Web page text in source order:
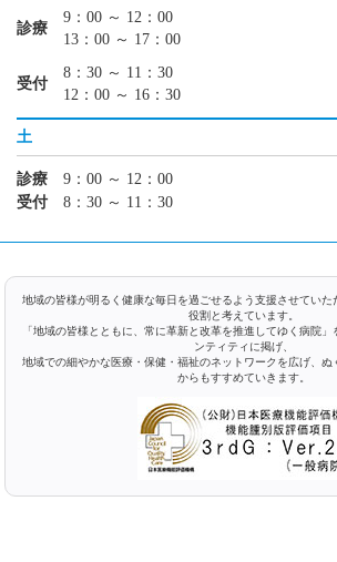
診療
9：00 ～ 12：00
13：00 ～ 17：00
受付
8：30 ～ 11：30
12：00 ～ 16：30
土
診療
9：00 ～ 12：00
受付
8：30 ～ 11：30
地域の皆様が明るく健康な毎日を過ごせるよう支援させてい
役割と考えています。
「地域の皆様とともに、常に革新と改革を推進してゆく病院
ンティティに掲げ、
地域での細やかな医療・保健・福祉のネットワークを広げ、ぬ
からもすすめていきます。